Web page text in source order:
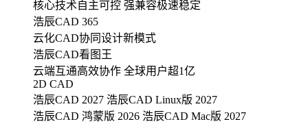
核心技术自主可控 强兼容极速稳定
浩辰CAD 365
云化CAD协同设计新模式
浩辰CAD看图王
云端互通高效协作 全球用户超1亿
2D CAD
浩辰CAD 2027 浩辰CAD Linux版 2027
浩辰CAD 鸿蒙版 2026 浩辰CAD Mac版 2027